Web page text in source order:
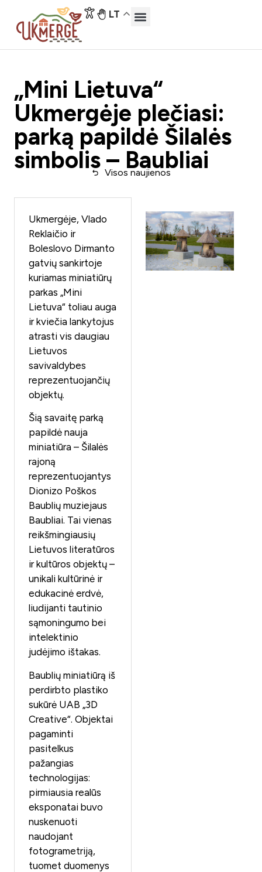
LT
„Mini Lietuva“
Ukmergėje plečiasi:
parką papildė Šilalės
simbolis – Baubliai
Visos naujienos
Ukmergėje, Vlado
Reklaičio ir
Boleslovo Dirmanto
gatvių sankirtoje
kuriamas miniatiūrų
parkas „Mini
Lietuva“ toliau auga
ir kviečia lankytojus
atrasti vis daugiau
Lietuvos
savivaldybes
reprezentuojančių
objektų.
Šią savaitę parką
papildė nauja
miniatiūra – Šilalės
rajoną
reprezentuojantys
Dionizo Poškos
Baublių muziejaus
Baubliai. Tai vienas
reikšmingiausių
Lietuvos literatūros
ir kultūros objektų –
unikali kultūrinė ir
edukacinė erdvė,
liudijanti tautinio
sąmoningumo bei
intelektinio
judėjimo ištakas.
Baublių miniatiūrą iš
perdirbto plastiko
sukūrė UAB „3D
Creative“. Objektai
pagaminti
pasitelkus
pažangias
technologijas:
pirmiausia realūs
eksponatai buvo
nuskenuoti
naudojant
fotogrametriją,
tuomet duomenys